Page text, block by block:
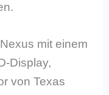
mit einem
Display,
von Texas